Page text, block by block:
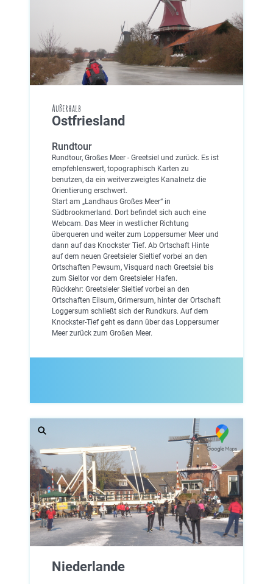
Außerhalb
Ostfriesland
Rundtour
Rundtour, Großes Meer - Greetsiel und zurück. Es ist
empfehlenswert, topographisch Karten zu
benutzen, da ein weitverzweigtes Kanalnetz die
Orientierung erschwert.
Start am „Landhaus Großes Meer“ in
Südbrookmerland. Dort befindet sich auch eine
Webcam. Das Meer in westlicher Richtung
überqueren und weiter zum Loppersumer Meer und
dann auf das Knockster Tief. Ab Ortschaft Hinte
auf dem neuen Greetsieler Sieltief vorbei an den
Ortschaften Pewsum, Visquard nach Greetsiel bis
zum Sieltor vor dem Greetsieler Hafen.
Rückkehr: Greetsieler Sieltief vorbei an den
Ortschaften Eilsum, Grimersum, hinter der Ortschaft
Loggersum schließt sich der Rundkurs. Auf dem
Knockster-Tief geht es dann über das Loppersumer
Meer zurück zum Großen Meer.
Niederlande